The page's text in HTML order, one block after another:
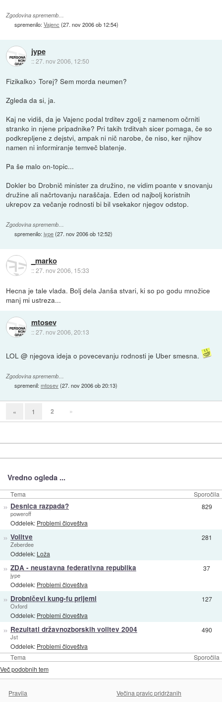
Zgodovina sprememb…
spremenilo:Vajenc (27. nov 2006 ob 12:54)
jype
::27. nov 2006, 12:50
Fizikalko> Torej? Sem morda neumen?
Zgleda da si, ja.
Kaj ne vidiš, da je Vajenc podal trditev zgolj z namenom očrniti
stranko in njene pripadnike? Pri takih trditvah sicer pomaga, če so
podkrepljene z dejstvi, ampak ni nič narobe, če niso, ker njihov
namen ni informiranje temveč blatenje.
Pa še malo on-topic...
Dokler bo Drobnič minister za družino, ne vidim poante v snovanju
družine ali načrtovanju naraščaja. Eden od najbolj koristnih
ukrepov za večanje rodnosti bi bil vsekakor njegov odstop.
Zgodovina sprememb…
spremenilo:jype(27. nov 2006 ob 12:52)
_marko
::27. nov 2006, 15:33
Hecna je tale vlada. Bolj dela Janša stvari, ki so po godu množice
manj mi ustreza...
mtosev
::27. nov 2006, 20:13
LOL @ njegova ideja o povecevanju rodnosti je Uber smesna.
Zgodovina sprememb…
spremenil:mtosev(27. nov 2006 ob 20:13)
« 1 2 »
Vredno ogleda ...
Tema Sporočila
Tema Sporočila
» Desnica razpada?
poweroff
Oddelek: Problemi človeštva
829
» Volitve
Zeberdee
Oddelek: Loža
281
» ZDA - neustavna federativna republika
jype
Oddelek: Problemi človeštva
37
» Drobničevi kung-fu prijemi
Oxford
Oddelek: Problemi človeštva
127
» Rezultati državnozborskih volitev 2004
Jst
Oddelek: Problemi človeštva
490
Več podobnih tem
Pravila Večina pravic pridržanih